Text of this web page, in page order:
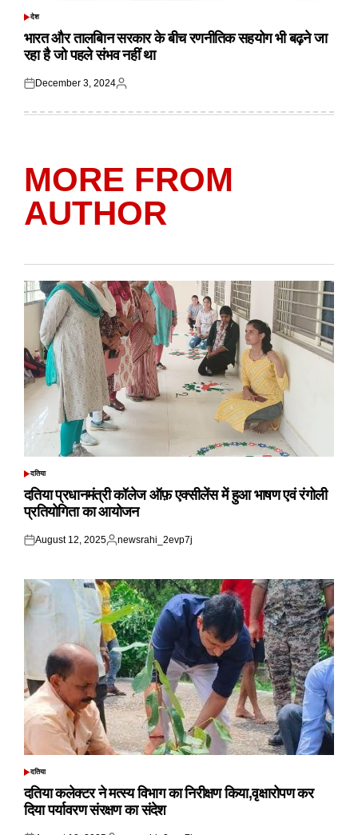
POSTED
देश
भारत और तालबिान सरकार के बीच रणनीतिक सहयोग भी बढ़ने जा
रहा है जो पहले संभव नहीं था
Posted
December 3, 2024
Posted
MORE FROM
AUTHOR
POSTED
दतिया
दतिया प्रधानमंत्री कॉलेज ऑफ़ एक्सीलेंस में हुआ भाषण एवं रंगोली
प्रतियोगिता का आयोजन
Posted
August 12, 2025
Posted
newsrahi_2evp7j
POSTED
दतिया
दतिया कलेक्टर ने मत्स्य विभाग का निरीक्षण किया,वृक्षारोपण कर
दिया पर्यावरण संरक्षण का संदेश